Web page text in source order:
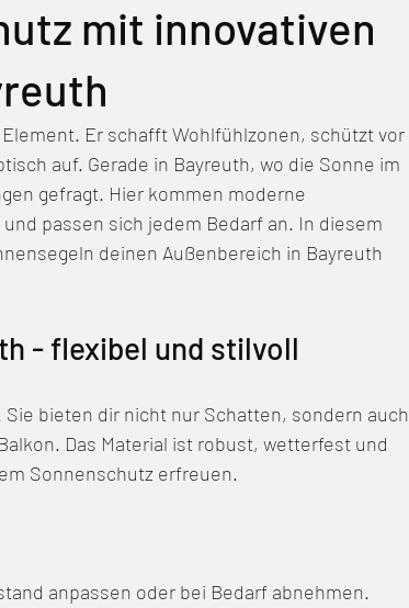
mit innovativen
Er schafft Wohlfühlzonen, schützt vor
auf. Gerade in Bayreuth, wo die Sonne im
gefragt. Hier kommen moderne
passen sich jedem Bedarf an. In diesem
deinen Außenbereich in Bayreuth
- flexibel und stilvoll
bieten dir nicht nur Schatten, sondern auch
Das Material ist robust, wetterfest und
Sonnenschutz erfreuen.
anpassen oder bei Bedarf abnehmen.